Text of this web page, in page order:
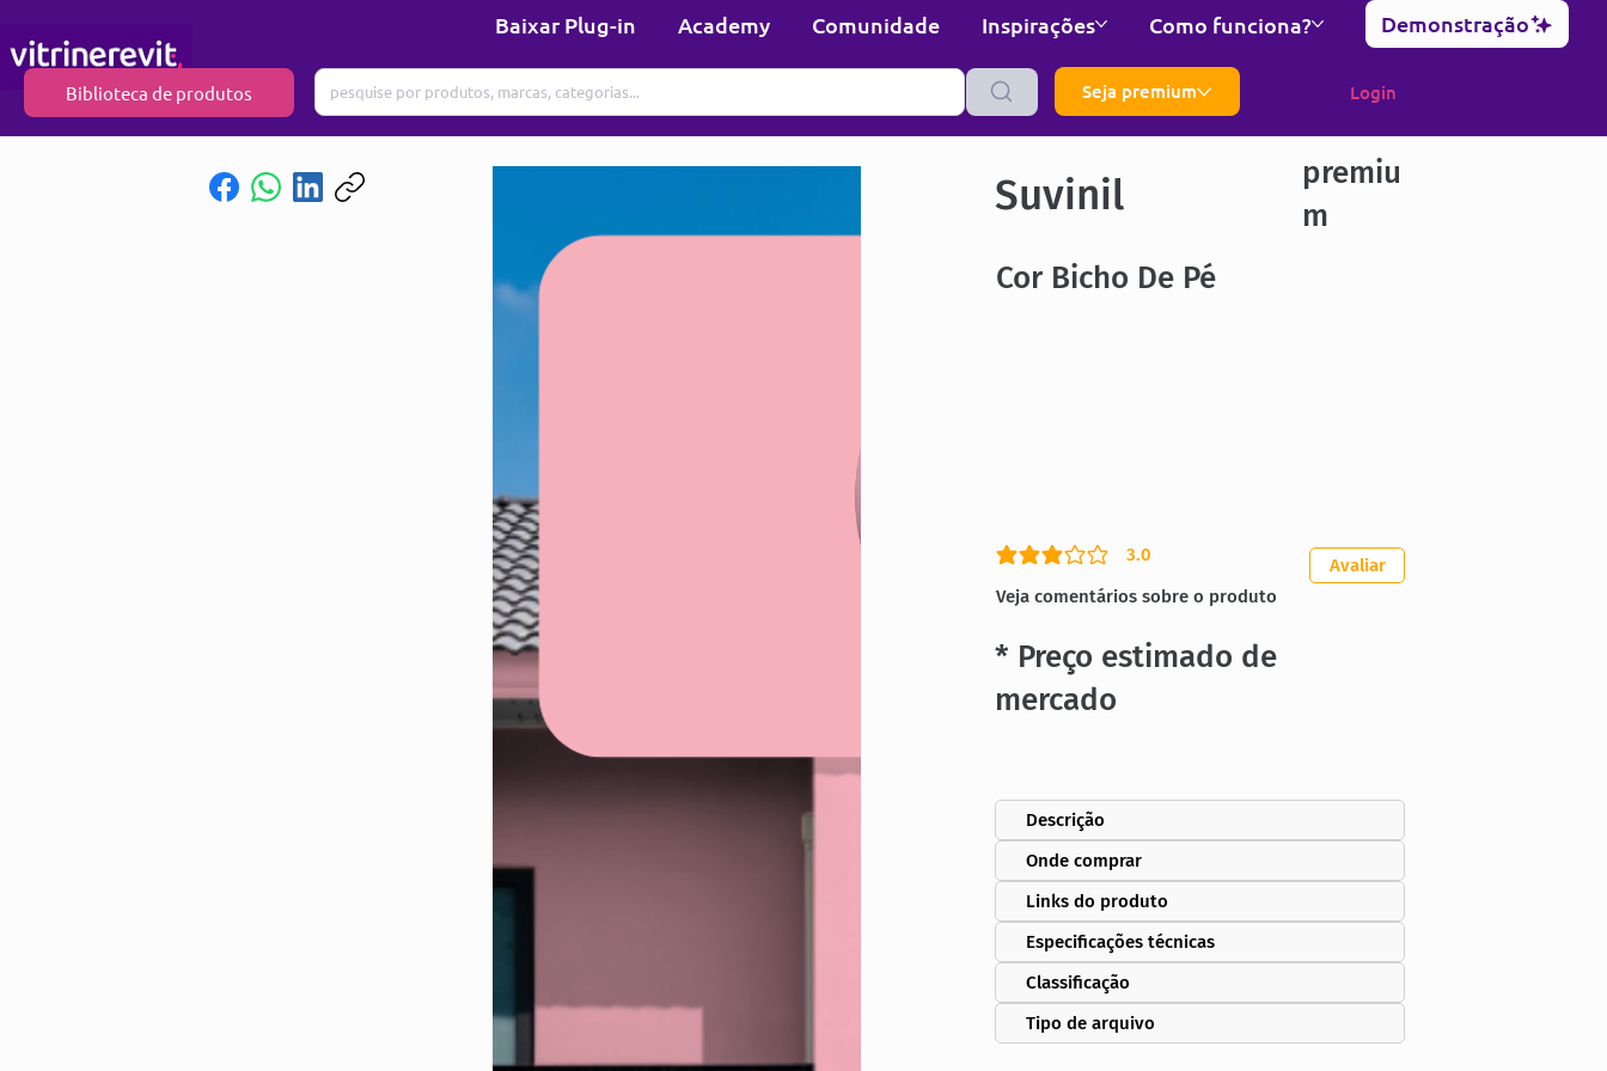
Baixar Plug-in Academy Comunidade Inspirações Como funciona? Demonstração
Biblioteca de produtos Seja premium Login
Suvinil
premiu
m
Cor Bicho De Pé
3.0
classificação média é 3 de 5
Veja comentários sobre o produto
Avaliar
* Preço estimado de
mercado
Descrição
Onde comprar
Links do produto
Especificações técnicas
Classificação
Tipo de arquivo